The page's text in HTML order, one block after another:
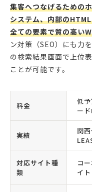
集客へつなげるための
システム、内部の
全ての要素で質の高い
ン対策（SEO）にも力
の検索結果画面で上位
ことが可能です。
料金
低
ー
実績
関
対応サイト種
類
コ
イト